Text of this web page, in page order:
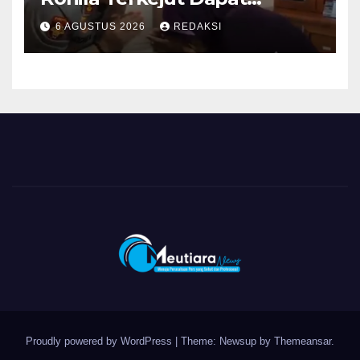
Bantuan dari Kabid Propam
Kombes Pol Eddwi
6 AGUSTUS 2026 REDAKSI
Proudly powered by WordPress Theme: Newsup by Themeansar.